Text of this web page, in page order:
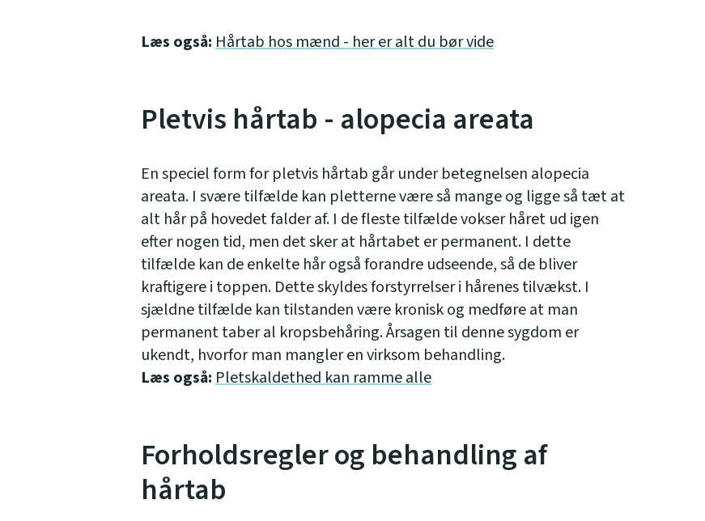
Læs også:Hårtab hos mænd - her er alt du bør vide
Pletvis hårtab - alopecia areata
En speciel form for pletvis hårtab går under betegnelsen alopecia
areata. I svære tilfælde kan pletterne være så mange og ligge så tæt at
alt hår på hovedet falder af. I de fleste tilfælde vokser håret ud igen
efter nogen tid, men det sker at hårtabet er permanent. I dette
tilfælde kan de enkelte hår også forandre udseende, så de bliver
kraftigere i toppen. Dette skyldes forstyrrelser i hårenes tilvækst. I
sjældne tilfælde kan tilstanden være kronisk og medføre at man
permanent taber al kropsbehåring. Årsagen til denne sygdom er
ukendt, hvorfor man mangler en virksom behandling.
Læs også:Pletskaldethed kan ramme alle
Forholdsregler og behandling af
hårtab